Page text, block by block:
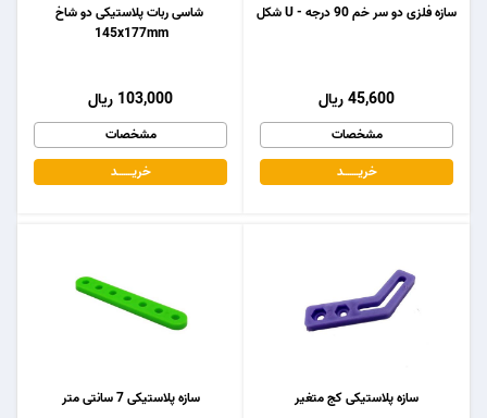
شاسی ربات پلاستیکی دو شاخ
145x177mm
103,000 ریال
مشخصات
خریـــــــد
سازه فلزی دو سر خم 90 درجه - U شکل
45,600 ریال
مشخصات
خریـــــــد
سازه پلاستیکی 7 سانتی متر سازه پلاستیکی کج متغیر